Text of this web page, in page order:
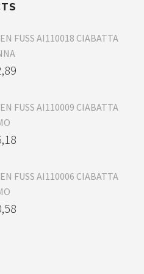
FUSS AI110018 CIABATTA
FUSS AI110009 CIABATTA
FUSS AI110006 CIABATTA